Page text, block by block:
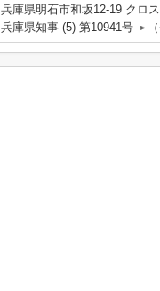
兵庫県明石市和坂12-19 ク
兵庫県知事 (5) 第10941号